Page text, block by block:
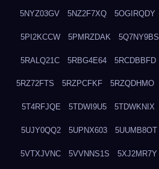
5NYZ03GV 5NZ2F7XQ 5OGIRQDY
5PI2KCCW 5PMRZDAK 5Q7NY9BS
5RALQ21C 5RBG4E64 5RCDBBFD
5RZ72FTS 5RZPCFKF 5RZQDHMO
5T4RFJQE 5TDWI9U5 5TDWKNIX
5UJY0QQ2 5UPNX603 5UUMB8OT
5VTXJVNC 5VVNNS1S 5XJ2MR7Y